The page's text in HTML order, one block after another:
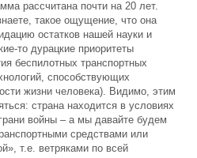
рассчитана почти на 20 лет.
такое ощущение, что она
остатков нашей науки и
то дурацкие приоритеты
беспилотных транспортных
способствующих
жизни человека). Видимо, этим
страна находится в условиях
войны – а мы давайте будем
средствами или
т.е. ветряками по всей